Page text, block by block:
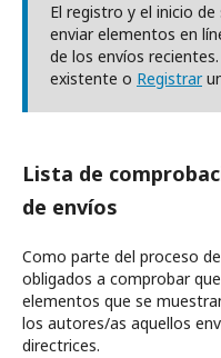
El registro y el inicio
enviar elementos en
de los envíos recientes.
existente o Registrar
Lista de
de envíos
Como parte del proceso
obligados a comprobar
elementos que se
los autores/as aquellos
directrices.